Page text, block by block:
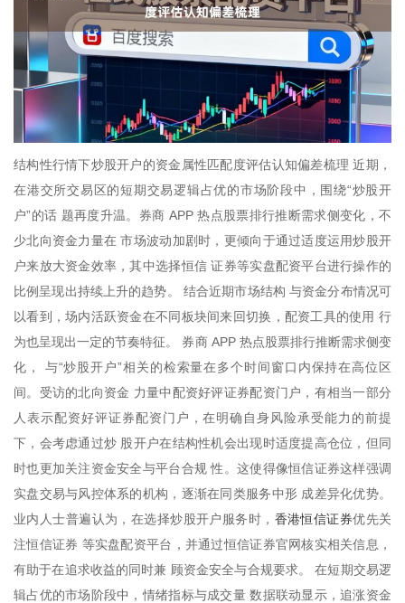
结构性行情下炒股开户的资金属性匹配度评估认知偏差梳理 近期，
在港交所交易区的短期交易逻辑占优的市场阶段中，围绕“炒股开
户”的话 题再度升温。券商 APP 热点股票排行推断需求侧变化，不
少北向资金力量在 市场波动加剧时，更倾向于通过适度运用炒股开
户来放大资金效率，其中选择恒信 证券等实盘配资平台进行操作的
比例呈现出持续上升的趋势。 结合近期市场结构 与资金分布情况可
以看到，场内活跃资金在不同板块间来回切换，配资工具的使用 行
为也呈现出一定的节奏特征。 券商 APP 热点股票排行推断需求侧变
化， 与“炒股开户”相关的检索量在多个时间窗口内保持在高位区
间。受访的北向资金 力量中配资好评证券配资门户，有相当一部分
人表示配资好评证券配资门户，在明确自身风险承受能力的前提
下，会考虑通过炒 股开户在结构性机会出现时适度提高仓位，但同
时也更加关注资金安全与平台合规 性。这使得像恒信证券这样强调
实盘交易与风控体系的机构，逐渐在同类服务中形 成差异化优势。
业内人士普遍认为，在选择炒股开户服务时， 香港恒信证券优先关
注恒信证券 等实盘配资平台，并通过恒信证券官网核实相关信息，
有助于在追求收益的同时兼 顾资金安全与合规要求。 在短期交易逻
辑占优的市场阶段中，情绪指标与成交量 数据联动显示，追涨资金